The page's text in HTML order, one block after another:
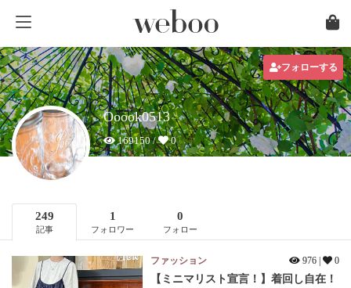
フォローする
Ooook0513
169150 / 0
249
記事
1
フォロワー
0
フォロー
ファッション 976 | 0
【ミニマリスト宣言！】着回し自在！